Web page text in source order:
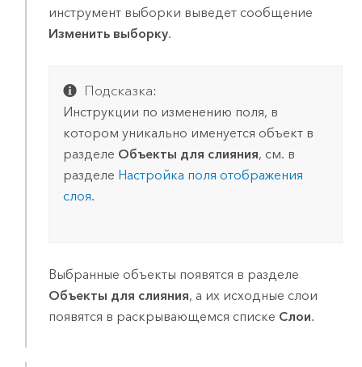
инструмент выборки выведет сообщение
Изменить выборку.
Подсказка:
Инструкции по изменению поля, в
котором уникально именуется объект в
разделе Объекты для слияния, см. в
разделе Настройка поля отображения
слоя.
Выбранные объекты появятся в разделе
Объекты для слияния, а их исходные слои
появятся в раскрывающемся списке Слои.